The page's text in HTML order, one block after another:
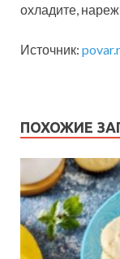
охладите,
Источник:
ПОХОЖИЕ